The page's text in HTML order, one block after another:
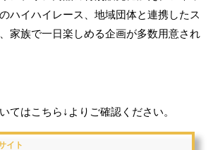
ハイハイレース、地域団体と連携したス
家族で一日楽しめる企画が多数用意され
てはこちら↓よりご確認ください。
イト